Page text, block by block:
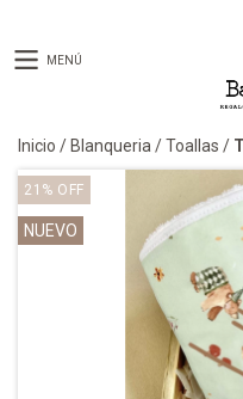
MENÚ
Inicio / Blanqueria /Toallas /
21 % OFF
NUEVO